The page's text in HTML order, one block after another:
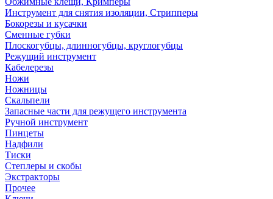
Инструмент для снятия изоляции, Стрипперы
Бокорезы и кусачки
Сменные губки
Плоскогубцы, длинногубцы, круглогубцы
Режущий инструмент
Кабелерезы
Ножи
Ножницы
Скальпели
Запасные части для режущего инструмента
Ручной инструмент
Пинцеты
Надфили
Тиски
Степлеры и скобы
Экстракторы
Прочее